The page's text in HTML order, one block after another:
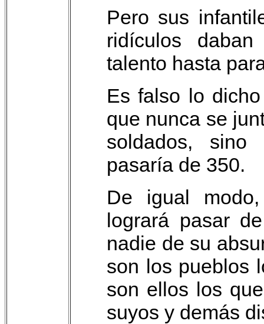
Pero sus
ridículos
talento hasta
Es falso lo
que nunca se
soldados,
pasaría de 350.
De igual
logrará pasar
nadie de su
son los pueblos
son ellos los
suyos y demás